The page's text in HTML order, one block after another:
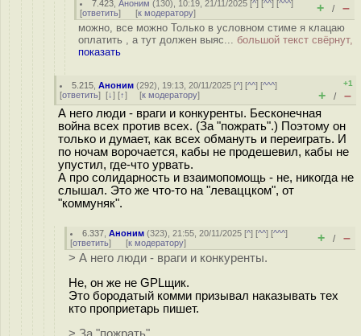
7.423 ,Аноним (130), 10:19, 21/11/2025 [^] [^^] [^^^]
[ответить] [к модератору] + / –
можно, все можно Только в условном стиме я клацаю
оплатить , а тут должен выяс... большой текст свёрнут,
показать
5.215 ,Аноним (292), 19:13, 20/11/2025 [^] [^^] [^^^]
[ответить] [↓] [↑] [к модератору]
+1
+ / –
А него люди - враги и конкуренты. Бесконечная
война всех против всех. (За "пожрать".) Поэтому он
только и думает, как всех обмануть и переиграть. И
по ночам ворочается, кабы не продешевил, кабы не
упустил, где-что урвать.
А про солидарность и взаимопомощь - не, никогда не
слышал. Это же что-то на "лeваццком", от
"кoммyняк".
6.337 ,Аноним (323), 21:55, 20/11/2025 [^] [^^] [^^^]
[ответить] [к модератору] + / –
> А него люди - враги и конкуренты.
Не, он же не GPLщик.
Это бородатый комми призывал наказывать тех
кто проприетарь пишет.
> За "пожрать".